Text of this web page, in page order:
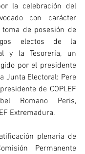
la celebración del
con carácter
de posesión de
electos de la
y la Tesorería, un
por el presidente
Junta Electoral: Pere
de COPLEF
Romano Peris,
Extremadura.
plenaria de
Permanente